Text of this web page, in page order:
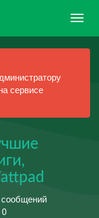
сервисе
сообщений